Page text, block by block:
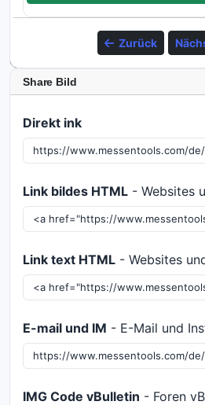
Zurück
Share Bild
Direkt ink
Link bildes HTML - Websites
Link text HTML - Websites
E-mail und IM - E-Mail und
IMG Code vBulletin - Foren